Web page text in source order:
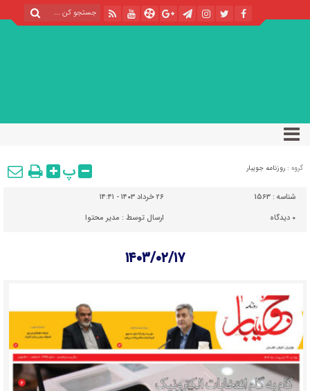
گروه : روزنامه جویبار پ
شناسه : 1563
۲۶ خرداد ۱۴۰۳ - ۱۴:۴۱
۰ دیدگاه ارسال توسط : مدیر محتوا
۱۴۰۳/۰۲/۱۷